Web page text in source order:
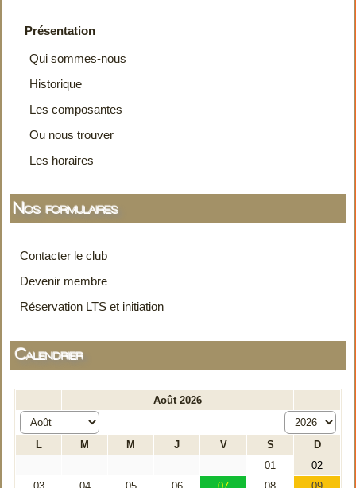
Présentation
Qui sommes-nous
Historique
Les composantes
Ou nous trouver
Les horaires
Nos formulaires
Contacter le club
Devenir membre
Réservation LTS et initiation
Calendrier